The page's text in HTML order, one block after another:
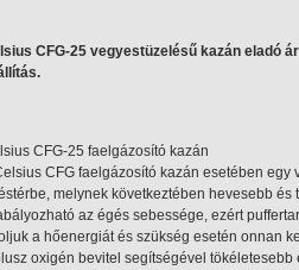
CFG-25 vegyestüzelésű kazán eladó
CFG-25 faelgázosító kazán
CFG faelgázosító kazán esetében
melynek következtében hevesebb
az égés sebessége, ezért
a hőenergiát és szükség esetén onnan
oxigén bevitel segítségével